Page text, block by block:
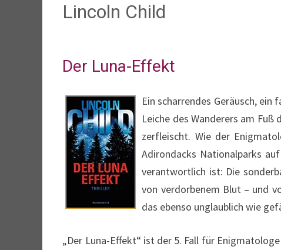
Lincoln Child
Der Luna-Effekt
Ein scharrendes Geräusch,
Leiche des Wanderers am
zerfleischt. Wie der
Adirondacks Nationalparks
verantwortlich ist: Die
von verdorbenem Blut – und
das ebenso unglaublich wie
„Der Luna-Effekt“ ist der 5. Fall für